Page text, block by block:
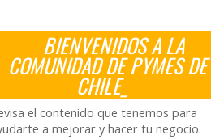
BIENVENIDOS A LA
COMUNIDAD DE PYMES DE
CHILE_
el contenido que tenemos para
a mejorar y hacer tu negocio.